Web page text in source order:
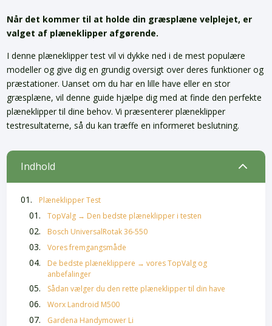
Når det kommer til at holde din græsplæne velplejet, er
valget af plæneklipper afgørende.
I denne plæneklipper test vil vi dykke ned i de mest populære
modeller og give dig en grundig oversigt over deres funktioner og
præstationer. Uanset om du har en lille have eller en stor
græsplæne, vil denne guide hjælpe dig med at finde den perfekte
plæneklipper til dine behov. Vi præsenterer plæneklipper
testresultaterne, så du kan træffe en informeret beslutning.
Indhold 2
Plæneklipper Test
TopValg → Den bedste plæneklipper i testen
Bosch UniversalRotak 36-550
Vores fremgangsmåde
De bedste plæneklippere → vores TopValg og
anbefalinger
Sådan vælger du den rette plæneklipper til din have
Worx Landroid M500
Gardena Handymower Li